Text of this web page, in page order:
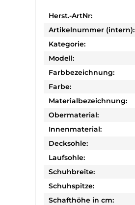
Herst.-ArtNr:
Artikelnummer (intern):
Kategorie:
Modell:
Farbbezeichnung:
Farbe:
Materialbezeichnung:
Obermaterial:
Innenmaterial:
Decksohle:
Laufsohle:
Schuhbreite:
Schuhspitze:
Schafthöhe in cm: